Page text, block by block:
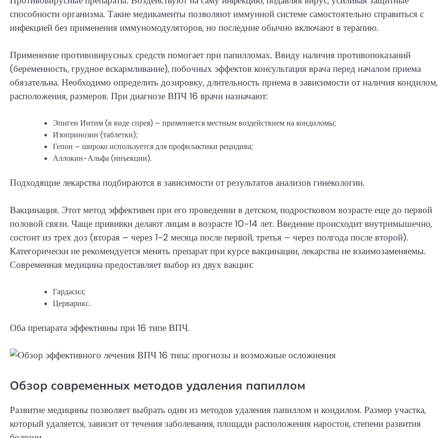
способности организма. Такие медикаменты позволяют иммунной системе самостоятельно справиться с
инфекцией без применения иммуномодуляторов, но последние обычно включают в терапию.
Применение противовирусных средств помогает при папилломах. Ввиду наличия противопоказаний
(беременность, грудное вскармливание), побочных эффектов консультация врача перед началом приема
обязательна. Необходимо определить дозировку, длительность приема в зависимости от наличия
расположения, размеров. При диагнозе ВПЧ 16 врачи назначают:
Эпиген Интим (в виде спрея) – применяется местным воздействием на кондиломы;
Изопринозин (таблетки);
Гепон – широко используется для профилактики рецидива;
Аллокин-Альфа (инъекции).
Подходящие лекарства подбираются в зависимости от результатов анализов гинекологии.
Вакцинация. Этот метод эффективен при его проведении в детском, подростковом возрасте еще до первой
половой связи. Чаще прививки делают лицам в возрасте 10-14 лет. Введение происходит внутримышечно,
состоит из трех доз (вторая – через 1-2 месяца после первой, третья – через полгода после второй).
Категорически не рекомендуется менять препарат при курсе вакцинации, лекарства не взаимозаменяемы.
Современная медицина предоставляет выбор из двух вакцин:
Гардасил;
Церварикс.
Оба препарата эффективны при 16 типе ВПЧ.
Обзор современных методов удаления папиллом
Развитие медицины позволяет выбрать один из методов удаления папиллом и кондилом. Размер участка,
который удаляется, зависит от течения заболевания, площади расположения наростов, степени развития